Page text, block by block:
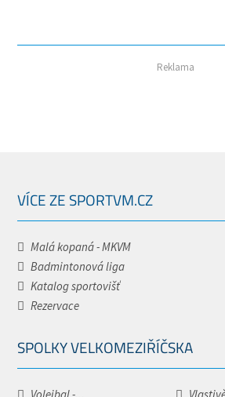
Reklama
VÍCE ZE SPORTVM.CZ
Malá kopaná - MKVM
Badmintonová liga
Katalog sportovišť
Rezervace
SPOLKY VELKOMEZIŘÍČSKA